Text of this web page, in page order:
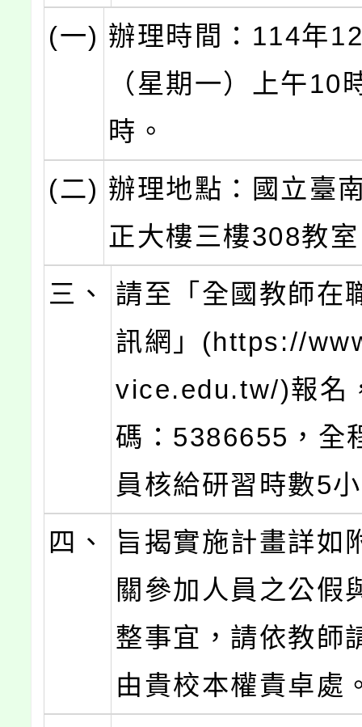
(一) 辦理時間：114年
（星期一）上午10
時。
(二) 辦理地點：國立臺
正大樓三樓308教
三、
請至「全國教師在
訊網」(https://
vice.edu.tw/)報名
碼：5386655，全
員核給研習時數5
四、
旨揭實施計畫詳如
關參加人員之公假
整事宜，請依教師
由貴校本權責卓處